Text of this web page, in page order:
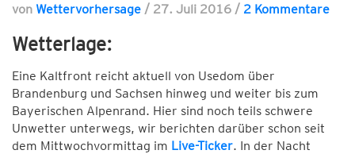
von Wettervorhersage / 27. Juli 2016 / 2 Kommentare
Wetterlage:
Eine Kaltfront reicht aktuell von Usedom über
Brandenburg und Sachsen hinweg und weiter bis zum
Bayerischen Alpenrand. Hier sind noch teils schwere
Unwetter unterwegs, wir berichten darüber schon seit
dem Mittwochvormittag im Live-Ticker. In der Nacht